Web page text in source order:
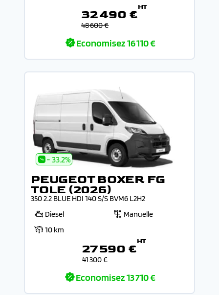
32 490 €
HT
48 600 €
Economisez16 110 €
- 33.2%
PEUGEOT BOXER FG
TOLE (2026)
350 2.2 BLUE HDI 140 S/S BVM6 L2H2
Diesel
Manuelle
10 km
27 590 €
HT
41 300 €
Economisez13 710 €